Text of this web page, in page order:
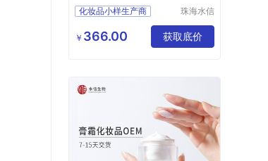
化妆品小样生产商
广东化妆品oem厂家
化妆品生产厂址
珠海水信
有限公司
￥ 366.00 获取底价